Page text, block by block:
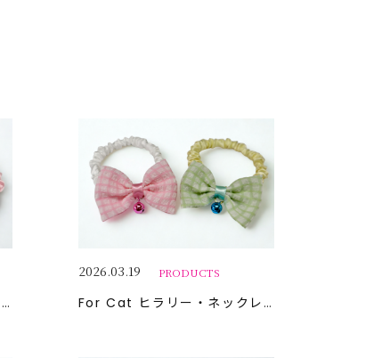
For Cat ヒラリー・ネックレス
2026.03.19 PRODUCTS